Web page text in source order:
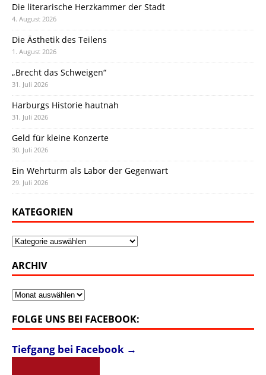
Die literarische Herzkammer der Stadt
4. August 2026
Die Ästhetik des Teilens
1. August 2026
„Brecht das Schweigen“
31. Juli 2026
Harburgs Historie hautnah
31. Juli 2026
Geld für kleine Konzerte
30. Juli 2026
Ein Wehrturm als Labor der Gegenwart
29. Juli 2026
KATEGORIEN
Kategorien
ARCHIV
Archiv
FOLGE UNS BEI FACEBOOK:
Tiefgang bei Facebook →